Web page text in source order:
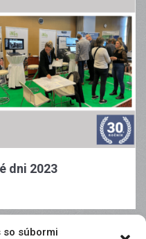
so súbormi
dni 2023